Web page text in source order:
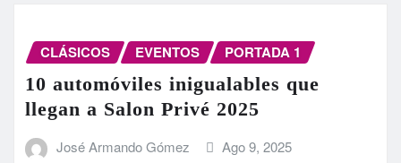
CLÁSICOS EVENTOS PORTADA 1
10 automóviles inigualables que
llegan a Salon Privé 2025
José Armando Gómez Ago 9, 2025